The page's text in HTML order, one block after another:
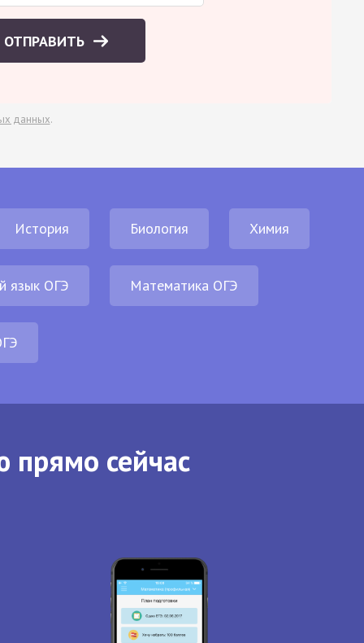
ОТПРАВИТЬ
данных.
История Биология Химия
язык ОГЭ Математика ОГЭ
прямо сейчас